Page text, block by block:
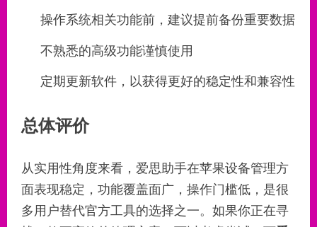
操作系统相关功能前，建议提前备份重要数据
不熟悉的高级功能谨慎使用
定期更新软件，以获得更好的稳定性和兼容性
总体评价
从实用性角度来看，爱思助手在苹果设备管理方
面表现稳定，功能覆盖面广，操作门槛低，是很
多用户替代官方工具的选择之一。如果你正在寻